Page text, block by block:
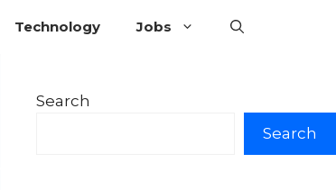
Technology Jobs
Search
Search